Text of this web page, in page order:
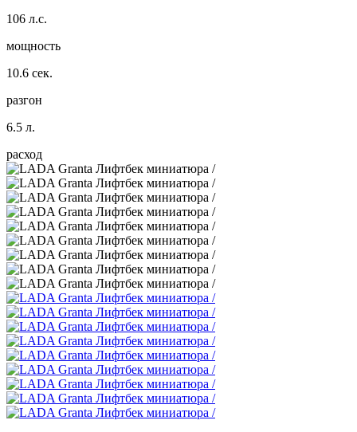
106 л.с.
мощность
10.6 сек.
разгон
6.5 л.
расход